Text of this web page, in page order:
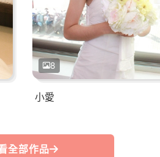
8
小愛
全部作品